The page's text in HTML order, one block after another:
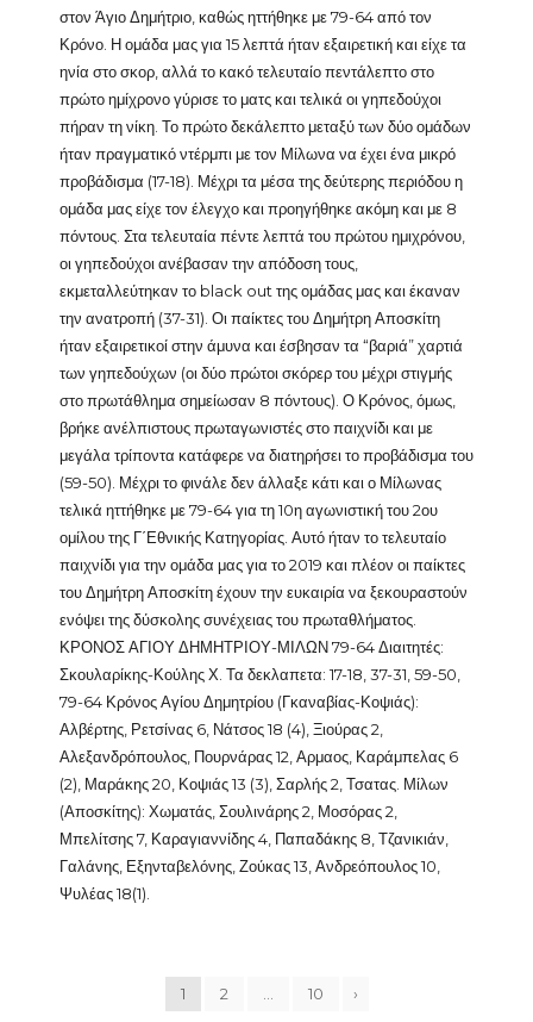
στον Άγιο Δημήτριο, καθώς ηττήθηκε με 79-64 από τον
Κρόνο. Η ομάδα μας για 15 λεπτά ήταν εξαιρετική και είχε τα
ηνία στο σκορ, αλλά το κακό τελευταίο πεντάλεπτο στο
πρώτο ημίχρονο γύρισε το ματς και τελικά οι γηπεδούχοι
πήραν τη νίκη. Το πρώτο δεκάλεπτο μεταξύ των δύο ομάδων
ήταν πραγματικό ντέρμπι με τον Μίλωνα να έχει ένα μικρό
προβάδισμα (17-18). Μέχρι τα μέσα της δεύτερης περιόδου η
ομάδα μας είχε τον έλεγχο και προηγήθηκε ακόμη και με 8
πόντους. Στα τελευταία πέντε λεπτά του πρώτου ημιχρόνου,
οι γηπεδούχοι ανέβασαν την απόδοση τους,
εκμεταλλεύτηκαν το black out της ομάδας μας και έκαναν
την ανατροπή (37-31). Οι παίκτες του Δημήτρη Αποσκίτη
ήταν εξαιρετικοί στην άμυνα και έσβησαν τα “βαριά” χαρτιά
των γηπεδούχων (οι δύο πρώτοι σκόρερ του μέχρι στιγμής
στο πρωτάθλημα σημείωσαν 8 πόντους). Ο Κρόνος, όμως,
βρήκε ανέλπιστους πρωταγωνιστές στο παιχνίδι και με
μεγάλα τρίποντα κατάφερε να διατηρήσει το προβάδισμα του
(59-50). Μέχρι το φινάλε δεν άλλαξε κάτι και ο Μίλωνας
τελικά ηττήθηκε με 79-64 για τη 10η αγωνιστική του 2ου
ομίλου της Γ΄Εθνικής Κατηγορίας. Αυτό ήταν το τελευταίο
παιχνίδι για την ομάδα μας για το 2019 και πλέον οι παίκτες
του Δημήτρη Αποσκίτη έχουν την ευκαιρία να ξεκουραστούν
ενόψει της δύσκολης συνέχειας του πρωταθλήματος.
ΚΡΟΝΟΣ ΑΓΙΟΥ ΔΗΜΗΤΡΙΟΥ-ΜΙΛΩΝ 79-64 Διαιτητές:
Σκουλαρίκης-Κούλης Χ. Τα δεκλαπετα: 17-18, 37-31, 59-50,
79-64 Κρόνος Αγίου Δημητρίου (Γκαναβίας-Κοψιάς):
Αλβέρτης, Ρετσίνας 6, Νάτσος 18 (4), Ξιούρας 2,
Αλεξανδρόπουλος, Πουρνάρας 12, Αρμαος, Καράμπελας 6
(2), Μαράκης 20, Κοψιάς 13 (3), Σαρλής 2, Τσατας. Μίλων
(Αποσκίτης): Χωματάς, Σουλινάρης 2, Μοσόρας 2,
Μπελίτσης 7, Καραγιαννίδης 4, Παπαδάκης 8, Τζανικιάν,
Γαλάνης, Εξηνταβελόνης, Ζούκας 13, Ανδρεόπουλος 10,
Ψυλέας 18(1).
1 2 … 10 ›